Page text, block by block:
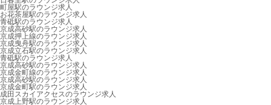
町屋駅のラウンジ求人
お花茶屋駅のラウンジ求人
青砥駅のラウンジ求人
京成高砂駅のラウンジ求人
京成押上線のラウンジ求人
京成曳舟駅のラウンジ求人
京成立石駅のラウンジ求人
青砥駅のラウンジ求人
京成高砂駅のラウンジ求人
京成金町線のラウンジ求人
京成高砂駅のラウンジ求人
京成金町駅のラウンジ求人
成田スカイアクセスのラウンジ求人
京成上野駅のラウンジ求人